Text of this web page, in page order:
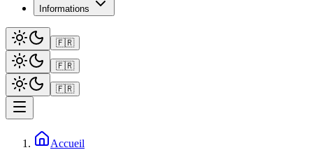
Informations
🇫🇷
🇫🇷
🇫🇷
Accueil